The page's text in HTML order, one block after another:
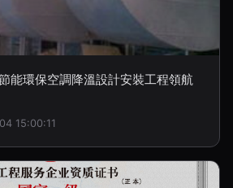
能環保空調降溫設計安裝工程領航
15:00:11